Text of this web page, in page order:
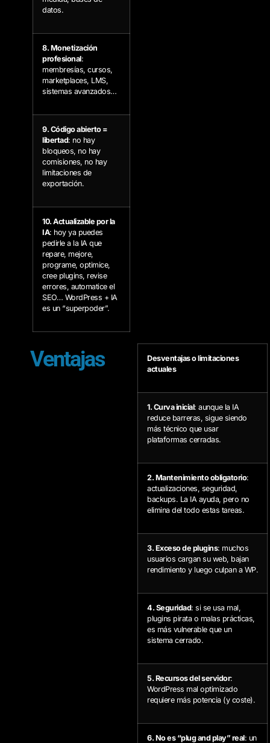
datos.
8. Monetización
profesional:
membresías, cursos,
marketplaces, LMS,
sistemas avanzados…
9. Código abierto =
libertad: no hay
bloqueos, no hay
comisiones, no hay
limitaciones de
exportación.
10. Actualizable por la
IA: hoy ya puedes
pedirle a la IA que
repare, mejore,
programe, optimice,
cree plugins, revise
errores, automatice el
SEO… WordPress + IA
es un “superpoder”.
Ventajas
Desventajas o limitaciones
actuales
1. Curva inicial: aunque la IA
reduce barreras, sigue siendo
más técnico que usar
plataformas cerradas.
2. Mantenimiento obligatorio:
actualizaciones, seguridad,
backups. La IA ayuda, pero no
elimina del todo estas tareas.
3. Exceso de plugins: muchos
usuarios cargan su web, bajan
rendimiento y luego culpan a WP.
4. Seguridad: si se usa mal,
plugins pirata o malas prácticas,
es más vulnerable que un
sistema cerrado.
5. Recursos del servidor:
WordPress mal optimizado
requiere más potencia (y coste).
6. No es “plug and play” real: un